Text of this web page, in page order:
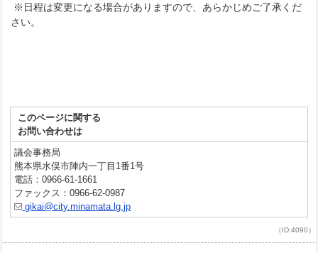
※日程は変更になる場合がありますので、あらかじめご了承くだ
さい。
このページに関する
お問い合わせは
議会事務局
熊本県水俣市陣内一丁目1番1号
電話：0966-61-1661
ファックス：0966-62-0987
gikai@city.minamata.lg.jp
（ID:4090）